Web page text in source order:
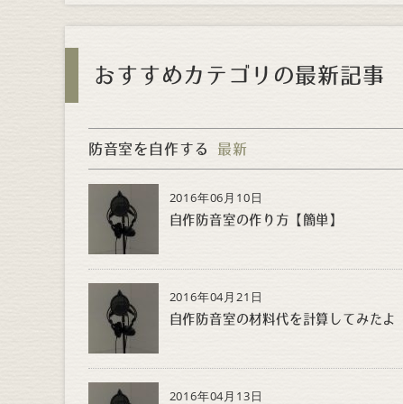
おすすめカテゴリの最新記事
防音室を自作する 最新
2016年06月10日
自作防音室の作り方【簡単】
2016年04月21日
自作防音室の材料代を計算してみたよ
2016年04月13日